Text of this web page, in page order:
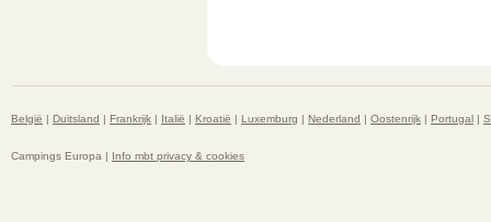
België | Duitsland | Frankrijk | Italië | Kroatië | Luxemburg | Nederland | Oostenrijk | Portugal |
Campings Europa | Info mbt privacy & cookies